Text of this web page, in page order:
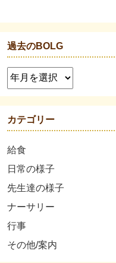
過去のBOLG
カテゴリー
給食
日常の様子
先生達の様子
ナーサリー
行事
その他/案内